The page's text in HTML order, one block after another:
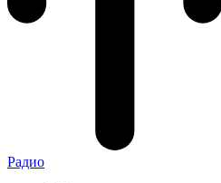
Радио